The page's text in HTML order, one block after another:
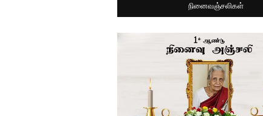
நினைவஞ்சலிகள்